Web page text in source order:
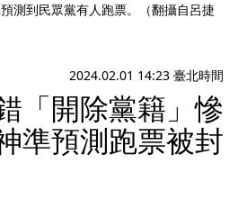
測到民眾黨有人跑票。（翻攝自呂捷
2024.02.01 14:23 臺北時間
「開除黨籍」慘
預測跑票被封